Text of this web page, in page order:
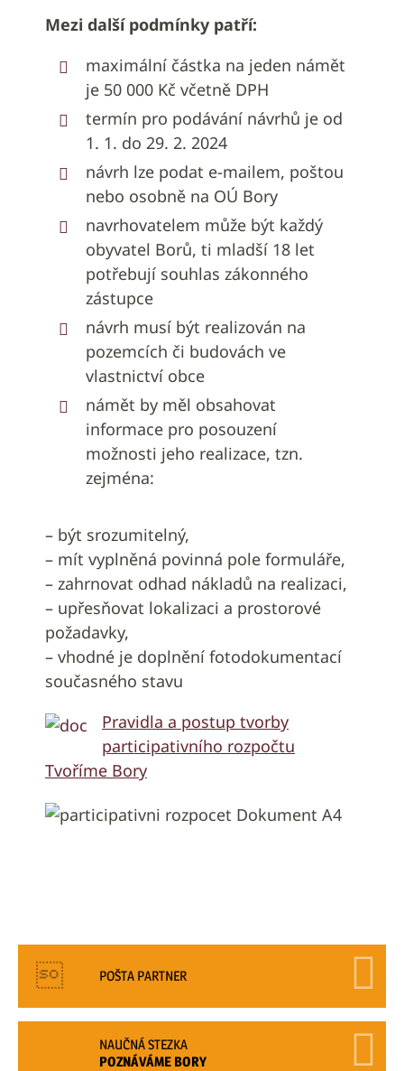
Mezi další podmínky patří:
maximální částka na jeden námět
je 50 000 Kč včetně DPH
termín pro podávání návrhů je od
1. 1. do 29. 2. 2024
návrh lze podat e-mailem, poštou
nebo osobně na OÚ Bory
navrhovatelem může být každý
obyvatel Borů, ti mladší 18 let
potřebují souhlas zákonného
zástupce
návrh musí být realizován na
pozemcích či budovách ve
vlastnictví obce
námět by měl obsahovat
informace pro posouzení
možnosti jeho realizace, tzn.
zejména:
– být srozumitelný,
– mít vyplněná povinná pole formuláře,
– zahrnovat odhad nákladů na realizaci,
– upřesňovat lokalizaci a prostorové
požadavky,
– vhodné je doplnění fotodokumentací
současného stavu
Pravidla a postup tvorby
participativního rozpočtu
Tvoříme Bory
POŠTA PARTNER
NAUČNÁ STEZKA
POZNÁVÁME BORY